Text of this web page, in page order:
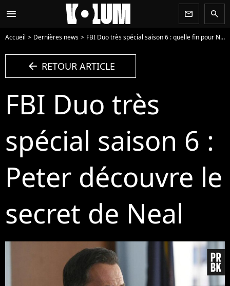
menu newsletter search
Accueil Dernières news FBI Duo très spécial saison 6 : quelle fin pour Neal et Peter ? La réponse
arrow_left RETOUR ARTICLE
FBI Duo très
spécial saison 6 :
Peter découvre le
secret de Neal